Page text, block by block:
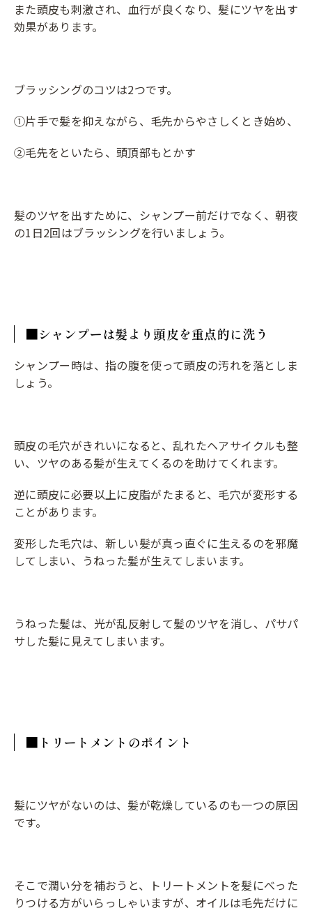
また頭皮も刺激され、血行が良くなり、髪にツヤを出す
効果があります。
ブラッシングのコツは2つです。
①片手で髪を抑えながら、毛先からやさしくとき始め、
②毛先をといたら、頭頂部もとかす
髪のツヤを出すために、シャンプー前だけでなく、朝夜
の1日2回はブラッシングを行いましょう。
■シャンプーは髪より頭皮を重点的に洗う
シャンプー時は、指の腹を使って頭皮の汚れを落としま
しょう。
頭皮の毛穴がきれいになると、乱れたヘアサイクルも整
い、ツヤのある髪が生えてくるのを助けてくれます。
逆に頭皮に必要以上に皮脂がたまると、毛穴が変形する
ことがあります。
変形した毛穴は、新しい髪が真っ直ぐに生えるのを邪魔
してしまい、うねった髪が生えてしまいます。
うねった髪は、光が乱反射して髪のツヤを消し、パサパ
サした髪に見えてしまいます。
■トリートメントのポイント
髪にツヤがないのは、髪が乾燥しているのも一つの原因
です。
そこで潤い分を補おうと、トリートメントを髪にべった
りつける方がいらっしゃいますが、オイルは毛先だけに